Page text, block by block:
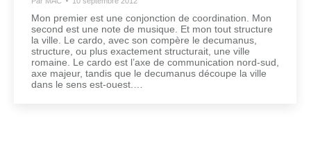
Mon premier est une conjonction de coordination. Mon
second est une note de musique. Et mon tout structure
la ville. Le cardo, avec son compère le decumanus,
structure, ou plus exactement structurait, une ville
romaine. Le cardo est l’axe de communication nord-sud,
axe majeur, tandis que le decumanus découpe la ville
dans le sens est-ouest.…